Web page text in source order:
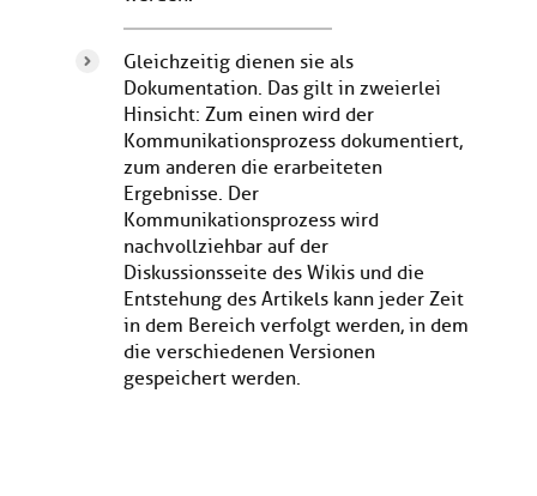
Gleichzeitig dienen sie als
Dokumentation. Das gilt in zweierlei
Hinsicht: Zum einen wird der
Kommunikationsprozess dokumentiert,
zum anderen die erarbeiteten
Ergebnisse. Der
Kommunikationsprozess wird
nachvollziehbar auf der
Diskussionsseite des Wikis und die
Entstehung des Artikels kann jeder Zeit
in dem Bereich verfolgt werden, in dem
die verschiedenen Versionen
gespeichert werden.